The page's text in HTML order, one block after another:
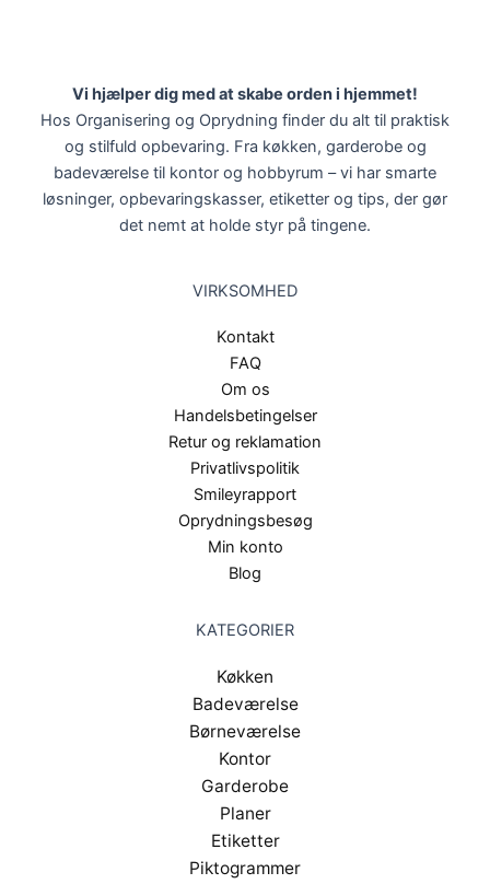
Vi hjælper dig med at skabe orden i hjemmet!
Hos Organisering og Oprydning finder du alt til praktisk
og stilfuld opbevaring. Fra køkken, garderobe og
badeværelse til kontor og hobbyrum – vi har smarte
løsninger, opbevaringskasser, etiketter og tips, der gør
det nemt at holde styr på tingene.
VIRKSOMHED
Kontakt
FAQ
Om os
Handelsbetingelser
Retur og reklamation
Privatlivspolitik
Smileyrapport
Oprydningsbesøg
Min konto
Blog
KATEGORIER
Køkken
Badeværelse
Børneværelse
Kontor
Garderobe
Planer
Etiketter
Piktogrammer